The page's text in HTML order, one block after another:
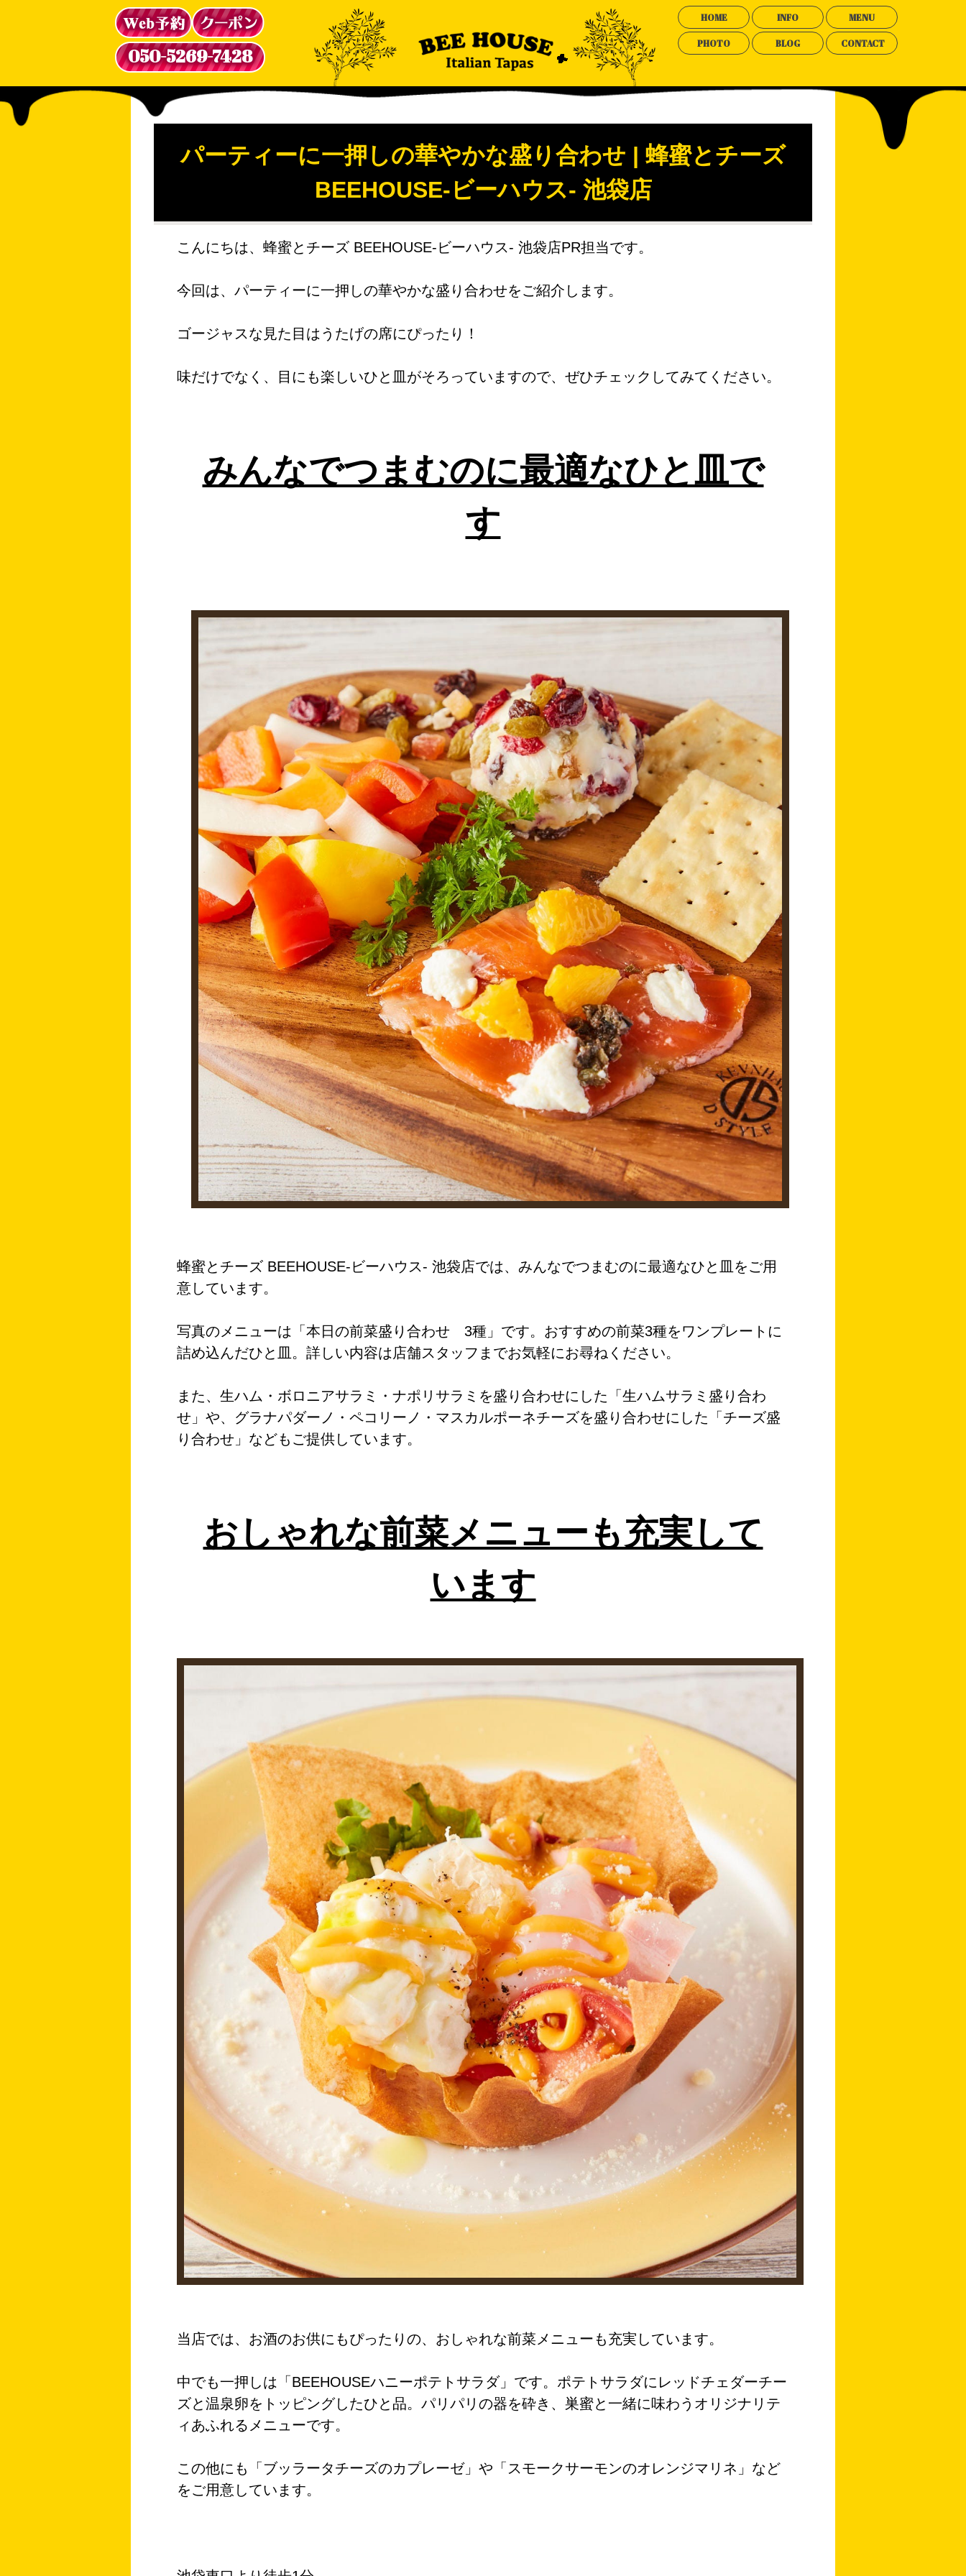
HOME INFO MENU
PHOTO BLOG CONTACT
パーティーに一押しの華やかな盛り合わせ | 蜂蜜とチーズ
BEEHOUSE-ビーハウス- 池袋店
こんにちは、蜂蜜とチーズ BEEHOUSE-ビーハウス- 池袋店PR担当です。
今回は、パーティーに一押しの華やかな盛り合わせをご紹介します。
ゴージャスな見た目はうたげの席にぴったり！
味だけでなく、目にも楽しいひと皿がそろっていますので、ぜひチェックしてみてください。
みんなでつまむのに最適なひと皿で
す
蜂蜜とチーズ BEEHOUSE-ビーハウス- 池袋店では、みんなでつまむのに最適なひと皿をご用
意しています。
写真のメニューは「本日の前菜盛り合わせ 3種」です。おすすめの前菜3種をワンプレートに
詰め込んだひと皿。詳しい内容は店舗スタッフまでお気軽にお尋ねください。
また、生ハム・ボロニアサラミ・ナポリサラミを盛り合わせにした「生ハムサラミ盛り合わ
せ」や、グラナパダーノ・ペコリーノ・マスカルポーネチーズを盛り合わせにした「チーズ盛
り合わせ」などもご提供しています。
おしゃれな前菜メニューも充実して
います
当店では、お酒のお供にもぴったりの、おしゃれな前菜メニューも充実しています。
中でも一押しは「BEEHOUSEハニーポテトサラダ」です。ポテトサラダにレッドチェダーチー
ズと温泉卵をトッピングしたひと品。パリパリの器を砕き、巣蜜と一緒に味わうオリジナリテ
ィあふれるメニューです。
この他にも「ブッラータチーズのカプレーゼ」や「スモークサーモンのオレンジマリネ」など
をご用意しています。
050-5269-7428